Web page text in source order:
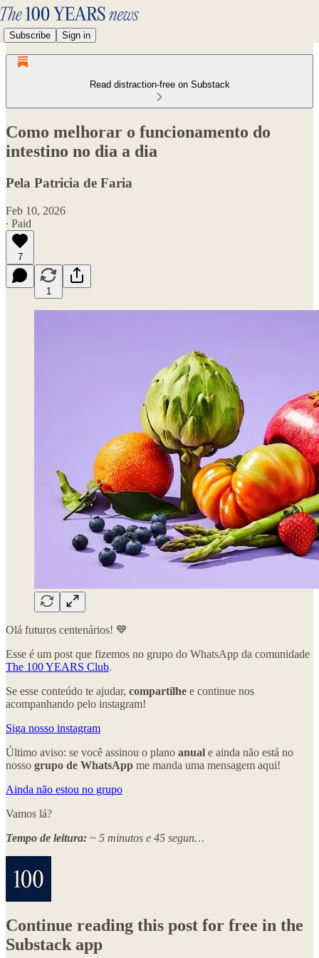
Subscribe Sign in
Read distraction-free on Substack
Como melhorar o funcionamento do
intestino no dia a dia
Pela Patricia de Faria
Feb 10, 2026
∙ Paid
7
1
Olá futuros centenários! 💙
Esse é um post que fizemos no grupo do WhatsApp da comunidade
The 100 YEARS Club.
Se esse conteúdo te ajudar, compartilhe e continue nos
acompanhando pelo instagram!
Siga nosso instagram
Último aviso: se você assinou o plano anual e ainda não está no
nosso grupo de WhatsApp me manda uma mensagem aqui!
Ainda não estou no grupo
Vamos lá?
Tempo de leitura: ~ 5 minutos e 45 segun…
Continue reading this post for free in the
Substack app